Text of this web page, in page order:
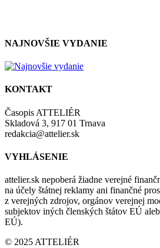
NAJNOVŠIE VYDANIE
KONTAKT
Časopis ATTELIÉR
Skladová 3, 917 01 Trnava
redakcia@attelier.sk
VYHLÁSENIE
attelier.sk nepoberá žiadne verejné
na účely štátnej reklamy ani finančné
z verejných zdrojov, orgánov verejnej
subjektov iných členských štátov EÚ
EÚ).
© 2025 ATTELIÉR